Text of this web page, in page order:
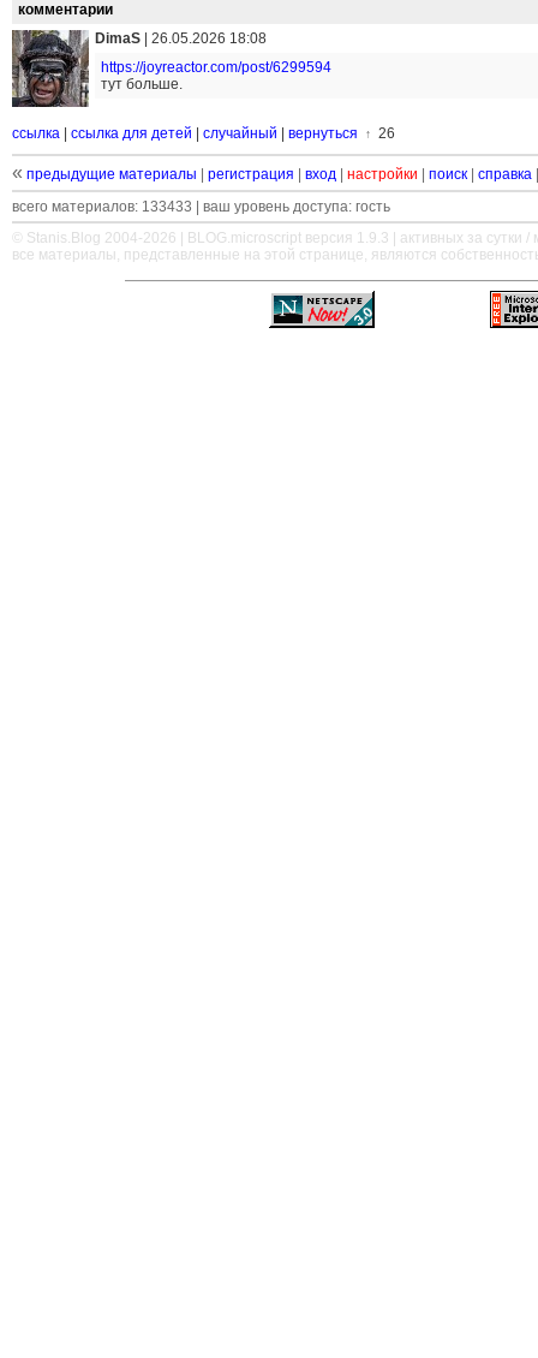
комментарии
DimaS
26.05.2026 18:08
https://joyreactor.com/post/6299594
тут больше.
ссылка ссылка для детей случайный вернуться ↑ 26
« предыдущие материалы регистрация вход настройки поиск справка
всего материалов: 133433 | ваш уровень доступа: гость
© Stanis.Blog 2004-2026 |
BLOG.microscript версия 1.9.3 | активных за сутки /
все материалы, представленные на этой странице, являются
—————————————————————